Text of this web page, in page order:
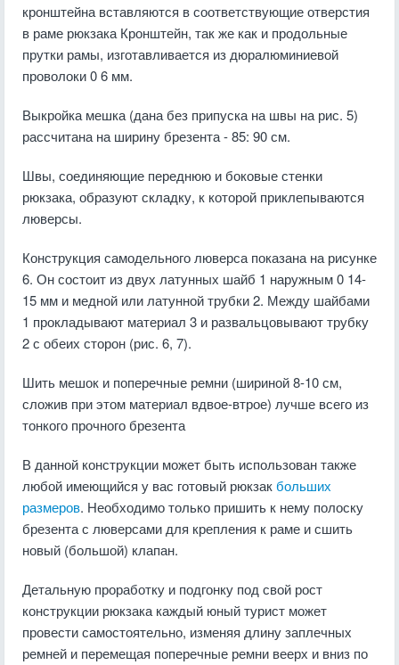
кронштейна вставляются в соответствующие отверстия
в раме рюкзака Кронштейн, так же как и продольные
прутки рамы, изготавливается из дюралюминиевой
проволоки 0 6 мм.
Выкройка мешка (дана без припуска на швы на рис. 5)
рассчитана на ширину брезента - 85: 90 см.
Швы, соединяющие переднюю и боковые стенки
рюкзака, образуют складку, к которой приклепываются
люверсы.
Конструкция самодельного люверса показана на рисунке
6. Он состоит из двух латунных шайб 1 наружным 0 14-
15 мм и медной или латунной трубки 2. Между шайбами
1 прокладывают материал 3 и развальцовывают трубку
2 с обеих сторон (рис. 6, 7).
Шить мешок и поперечные ремни (шириной 8-10 см,
сложив при этом материал вдвое-втрое) лучше всего из
тонкого прочного брезента
В данной конструкции может быть использован также
любой имеющийся у вас готовый рюкзакбольших
размеров. Необходимо только пришить к нему полоску
брезента с люверсами для крепления к раме и сшить
новый (большой) клапан.
Детальную проработку и подгонку под свой рост
конструкции рюкзака каждый юный турист может
провести самостоятельно, изменяя длину заплечных
ремней и перемещая поперечные ремни веерх и вниз по